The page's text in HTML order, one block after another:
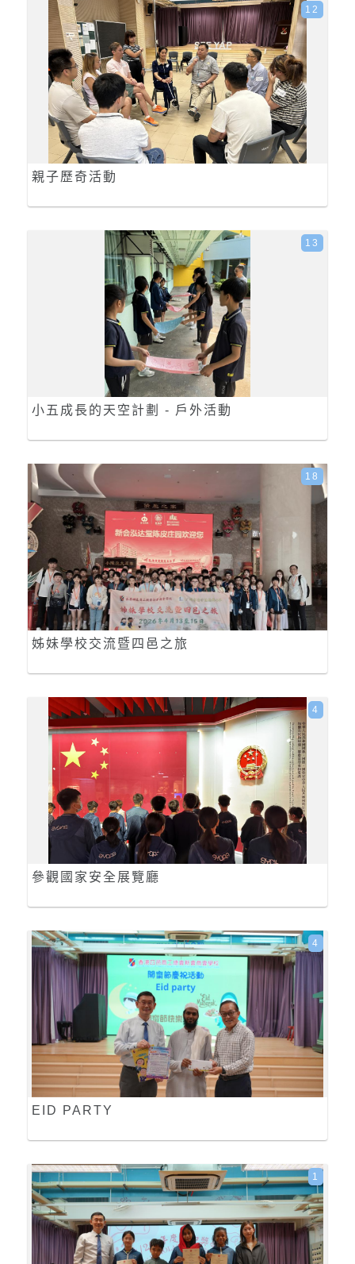
親子歷奇活動
12
小五成長的天空計劃 - 戶外活動
13
姊妹學校交流暨四邑之旅
18
參觀國家安全展覽廳
4
EID PARTY
4
1